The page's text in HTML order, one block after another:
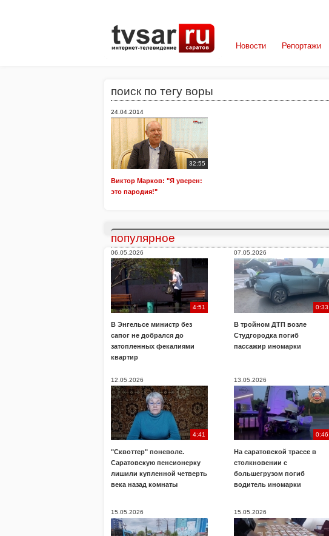
Новости Репортажи
поиск по тегу воры
24.04.2014
32:55
Виктор Марков: "Я уверен:
это пародия!"
популярное
06.05.2026
4:51
В Энгельсе министр без
сапог не добрался до
затопленных фекалиями
квартир
07.05.2026
0:33
В тройном ДТП возле
Студгородка погиб
пассажир иномарки
12.05.2026
4:41
"Сквоттер" поневоле.
Саратовскую пенсионерку
лишили купленной четверть
века назад комнаты
13.05.2026
0:46
На саратовской трассе в
столкновении с
большегрузом погиб
водитель иномарки
15.05.2026 15.05.2026